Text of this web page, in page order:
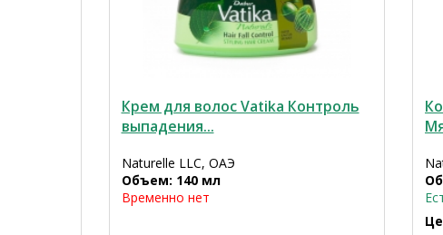
Крем для волос Vatika Контроль
выпадения...
Naturelle LLC, ОАЭ
Объем: 140 мл
Временно нет